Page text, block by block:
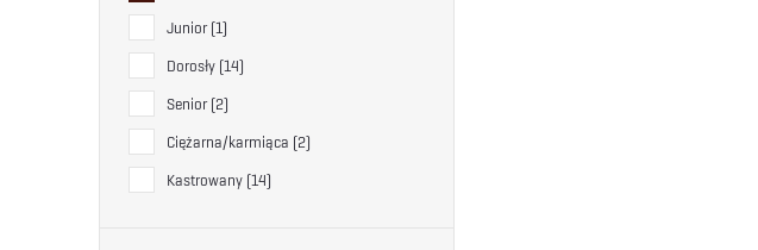
Junior 1
Dorosły 14
Senior 2
Ciężarna/karmiąca 2
Kastrowany 14